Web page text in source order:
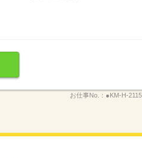
お仕事No.： ●KM-H-